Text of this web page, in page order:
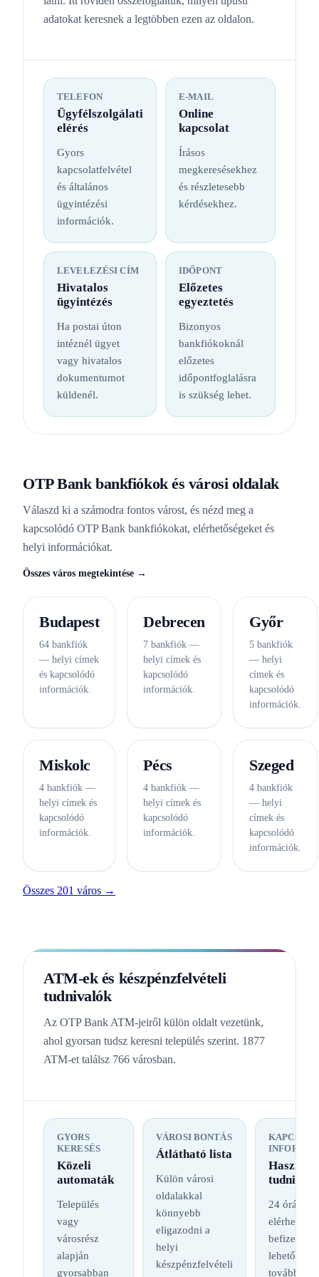
adatokat keresnek a legtöbben ezen az oldalon.
TELEFON
Ügyfélszolgálati
elérés
Gyors
kapcsolatfelvétel
és általános
ügyintézési
információk.
E-MAIL
Online
kapcsolat
Írásos
megkeresésekhez
és részletesebb
kérdésekhez.
LEVELEZÉSI CÍM
Hivatalos
ügyintézés
Ha postai úton
intéznél ügyet
vagy hivatalos
dokumentumot
küldenél.
IDŐPONT
Előzetes
egyeztetés
Bizonyos
bankfiókoknál
előzetes
időpontfoglalásra
is szükség lehet.
OTP Bank bankfiókok és városi oldalak
Válaszd ki a számodra fontos várost, és nézd meg a
kapcsolódó OTP Bank bankfiókokat, elérhetőségeket és
helyi információkat.
Összes város megtekintése →
Budapest
64 bankfiók
— helyi címek
és kapcsolódó
információk.
Debrecen
7 bankfiók —
helyi címek és
kapcsolódó
információk.
Győr
5 bankfiók
— helyi
címek és
kapcsolódó
információk.
Miskolc
4 bankfiók —
helyi címek és
kapcsolódó
információk.
Pécs
4 bankfiók —
helyi címek és
kapcsolódó
információk.
Szeged
4 bankfiók
— helyi
címek és
kapcsolódó
információk.
Összes 201 város →
ATM-ek és készpénzfelvételi
tudnivalók
Az OTP Bank ATM-jeiről külön oldalt vezetünk,
ahol gyorsan tudsz keresni település szerint. 1877
ATM-et találsz 766 városban.
GYORS
KERESÉS
Közeli
automaták
Település
vagy
városrész
alapján
gyorsabban
VÁROSI BONTÁS
Átlátható lista
Külön városi
oldalakkal
könnyebb
eligazodni a
helyi
készpénzfelvételi
Hasznos
24 órás
befizetési
lehetőség
további